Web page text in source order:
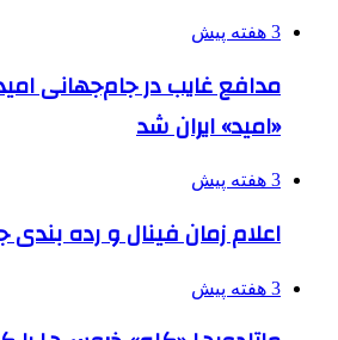
3 هفته پیش
مدافع غایب در جام‌جهانی
«امید» ایران شد
3 هفته پیش
اعلام زمان فینال و رده بندی
3 هفته پیش